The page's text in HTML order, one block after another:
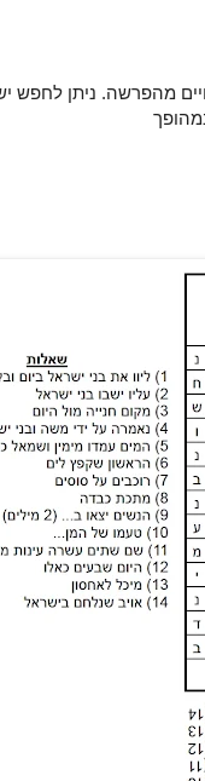
מהפרשה. ניתן לחפש